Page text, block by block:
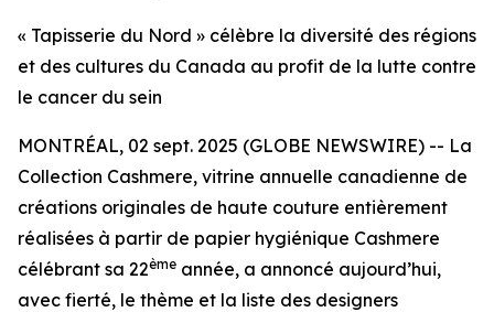
« Tapisserie du Nord » célèbre la diversité des régions
et des cultures du Canada au profit de la lutte contre
le cancer du sein
MONTRÉAL, 02 sept. 2025 (GLOBE NEWSWIRE) -- La
Collection Cashmere, vitrine annuelle canadienne de
créations originales de haute couture entièrement
réalisées à partir de papier hygiénique Cashmere
célébrant sa 22ème année, a annoncé aujourd’hui,
avec fierté, le thème et la liste des designers